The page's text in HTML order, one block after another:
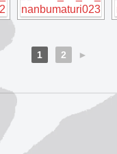
1 2 ►